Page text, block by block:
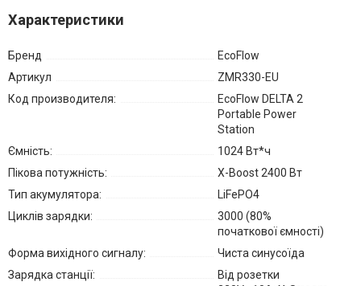
Характеристики
Бренд
EcoFlow
Артикул
ZMR330-EU
Код производителя:
EcoFlow DELTA 2
Portable Power
Station
Ємність:
1024 Вт*ч
Пікова потужність:
X-Boost 2400 Вт
Тип акумулятора:
LiFePO4
Циклів зарядки:
3000 (80%
початкової ємності)
Форма вихідного сигналу:
Чиста синусоїда
Зарядка станції:
Від розетки